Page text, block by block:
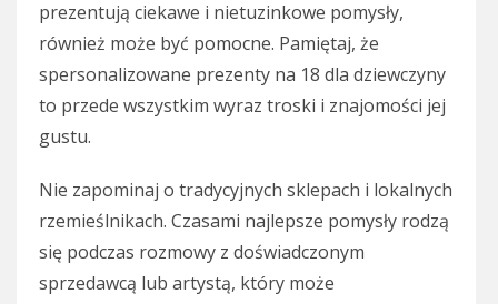
prezentują ciekawe i nietuzinkowe pomysły,
również może być pomocne. Pamiętaj, że
spersonalizowane prezenty na 18 dla dziewczyny
to przede wszystkim wyraz troski i znajomości jej
gustu.
Nie zapominaj o tradycyjnych sklepach i lokalnych
rzemieślnikach. Czasami najlepsze pomysły rodzą
się podczas rozmowy z doświadczonym
sprzedawcą lub artystą, który może